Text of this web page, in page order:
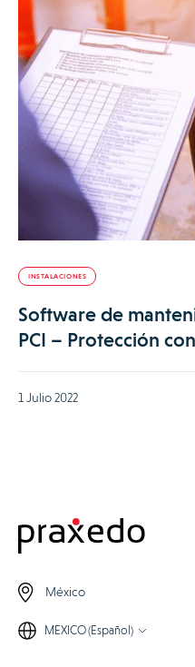
INSTALACIONES
Software de
PCI – Protección
1 Julio 2022
México
MEXICO (Español)